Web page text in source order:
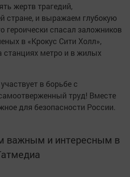
жертв трагедий,
стране, и выражаем глубокую
героически спасал заложников
в «Крокус Сити Холл»,
станциях метро и в жилых
в борьбе с
труд! Вместе
для безопасности России.
важным и интересным в